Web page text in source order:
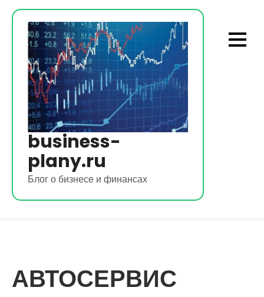
Перейти
содержимому
business-
plany.ru
Блог о бизнесе и финансах
АВТОСЕРВИС